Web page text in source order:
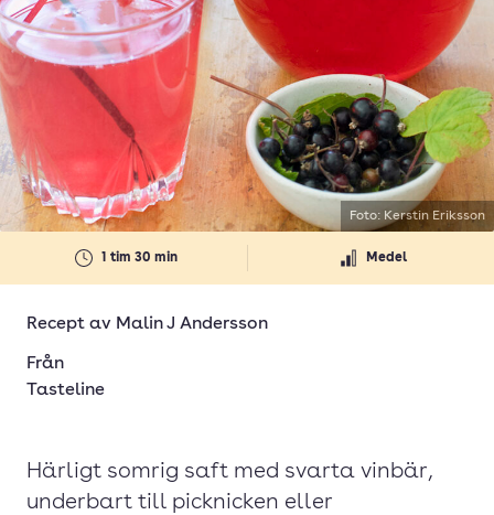
1 tim 30 min Medel
Recept av Malin J Andersson
Från
Tasteline
Härligt somrig saft med svarta vinbär,
underbart till picknicken eller
Foto: Kerstin Eriksson